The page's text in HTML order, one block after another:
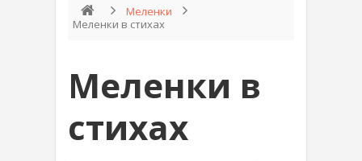
Меленки
Меленки в стихах
Меленки в
стихах